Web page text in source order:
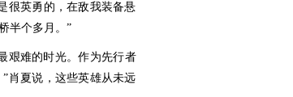
很英勇的，在敌我装备悬
半个多月。”
艰难的时光。作为先行者
肖夏说，这些英雄从未远